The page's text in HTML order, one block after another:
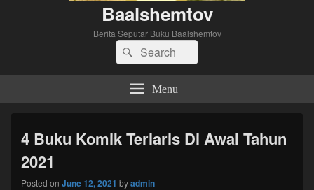
Baalshemtov
Berita Seputar Buku Baalshemtov
Search
for:
Search
Menu
4 Buku Komik Terlaris Di Awal Tahun
2021
Posted on June 12, 2021 byadmin